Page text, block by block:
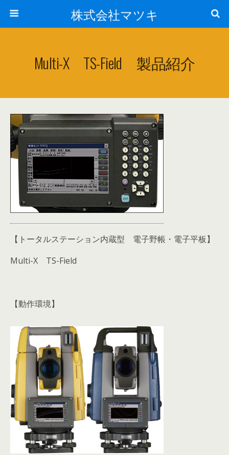
株式会社マツキ
Multi-X TS-Field 製品紹介
【トータルステーション内蔵型 電子野帳・電子平板】
Multi-X TS-Field
【動作環境】